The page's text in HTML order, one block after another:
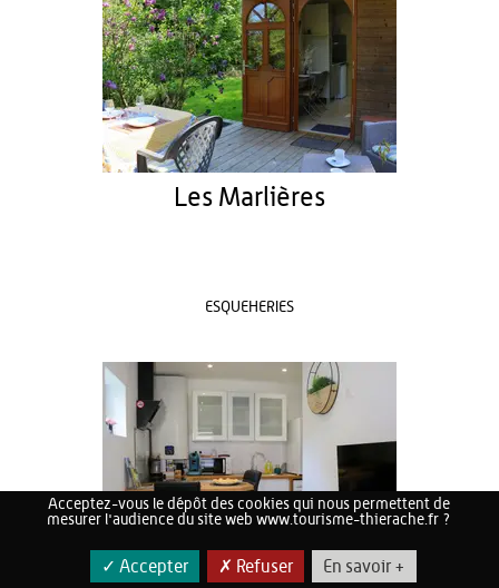
Les Marlières
ESQUEHERIES
Acceptez-vous le dépôt des cookies qui nous permettent de
mesurer l'audience du site web www.tourisme-thierache.fr ?
✓ Accepter ✗ Refuser En savoir +